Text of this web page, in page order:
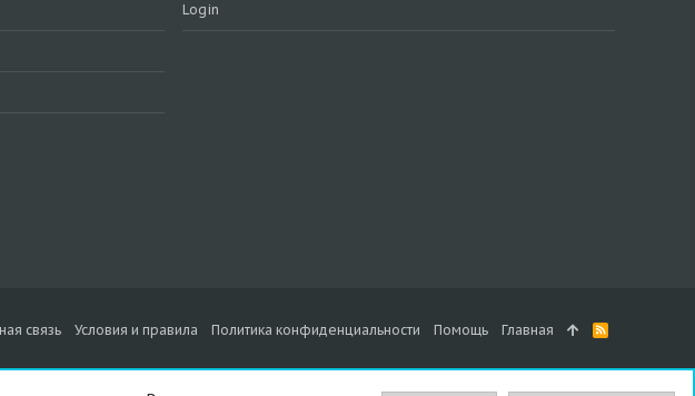
Login
связь Условия и правила Политика конфиденциальности Помощь Главная
R
S